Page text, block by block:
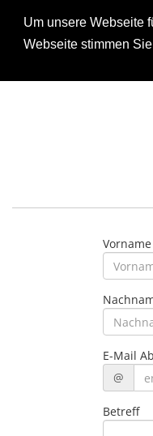
Um unsere Webseite
Webseite stimmen
Vorname
E-Mail
@
Betreff